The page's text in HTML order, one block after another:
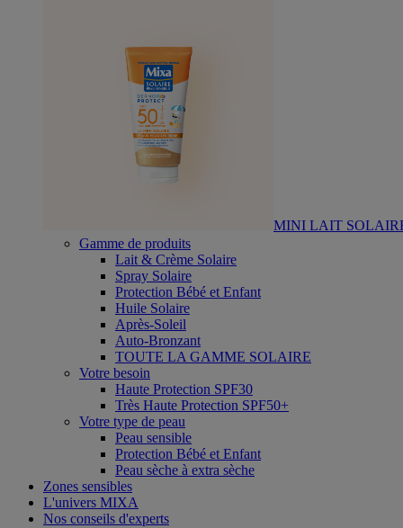
MINI LAIT
Gamme de produits
Lait & Crème Solaire
Spray Solaire
Protection Bébé et Enfant
Huile Solaire
Après-Soleil
Auto-Bronzant
TOUTE LA GAMME SOLAIRE
Votre besoin
Haute Protection SPF30
Très Haute Protection SPF50+
Votre type de peau
Peau sensible
Protection Bébé et Enfant
Peau sèche à extra sèche
Zones sensibles
L'univers MIXA
Nos conseils d'experts